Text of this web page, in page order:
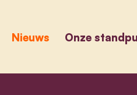
Nieuws Onze